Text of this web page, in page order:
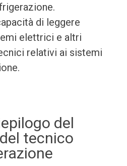
di leggere
elettrici e altri
relativi ai sistemi
del
tecnico